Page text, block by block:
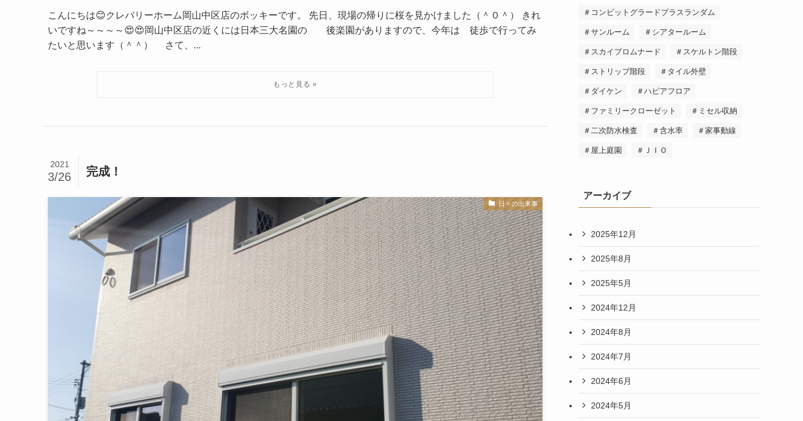
こんにちは😊クレバリーホーム岡山中区店のボッキーです。 先日、現場の帰りに桜を見かけました（＾０＾） きれ
いですね～～～～😍😍岡山中区店の近くには日本三大名園の 後楽園がありますので、今年は 徒歩で行ってみ
たいと思います（＾＾） さて、...
完成！
2021
3/26
日々の出来事
＃コンビットグラードプラスランダム
＃サンルーム ＃シアタールーム
＃スカイプロムナード ＃スケルトン階段
＃ストリップ階段 ＃タイル外壁
＃ダイケン ＃ハピアフロア
＃ファミリークローゼット ＃ミセル収納
＃二次防水検査 ＃含水率 ＃家事動線
＃屋上庭園 ＃ＪＩＯ
アーカイブ
2025年12月
2025年8月
2025年5月
2024年12月
2024年8月
2024年7月
2024年6月
2024年5月